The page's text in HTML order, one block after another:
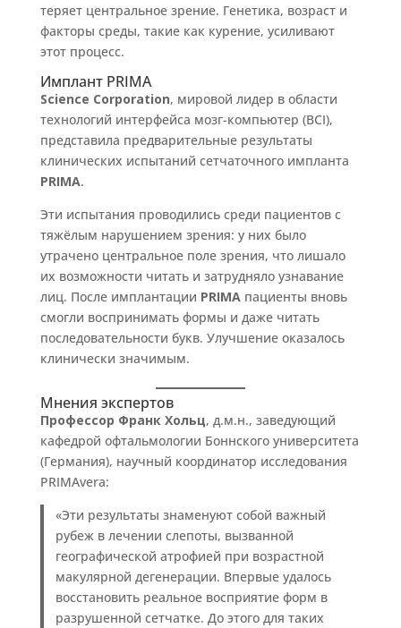
теряет центральное зрение. Генетика, возраст и
факторы среды, такие как курение, усиливают
этот процесс.
Имплант PRIMA
Science Corporation, мировой лидер в области
технологий интерфейса мозг-компьютер (BCI),
представила предварительные результаты
клинических испытаний сетчаточного импланта
PRIMA.
Эти испытания проводились среди пациентов с
тяжёлым нарушением зрения: у них было
утрачено центральное поле зрения, что лишало
их возможности читать и затрудняло узнавание
лиц. После имплантации PRIMAпациенты вновь
смогли воспринимать формы и даже читать
последовательности букв. Улучшение оказалось
клинически значимым.
Мнения экспертов
Профессор Франк Хольц, д.м.н., заведующий
кафедрой офтальмологии Боннского университета
(Германия), научный координатор исследования
PRIMAvera:
«Эти результаты знаменуют собой важный
рубеж в лечении слепоты, вызванной
географической атрофией при возрастной
макулярной дегенерации. Впервые удалось
восстановить реальное восприятие форм в
разрушенной сетчатке. До этого для таких